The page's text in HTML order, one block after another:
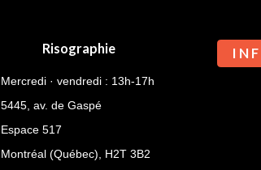
Risographie
Mercredi · vendredi : 13h-17h
5445, av. de Gaspé
Espace 517
Montréal (Québec), H2T 3B2
I N